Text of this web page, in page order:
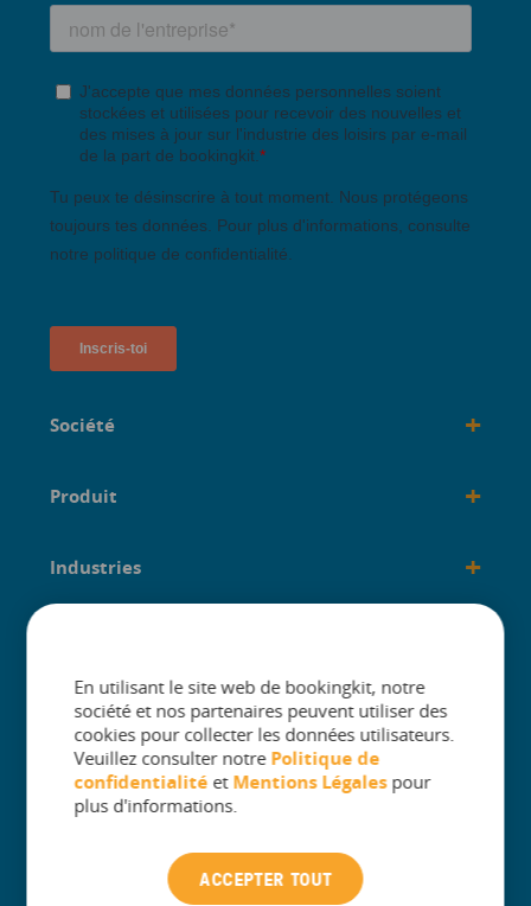
The One Platform for Attractions. Sell
Contacter l’assistance clientèle
Société +
Produit +
Industries +
En utilisant le site web de bookingkit, notre
société et nos partenaires peuvent utiliser des
cookies pour collecter les données utilisateurs.
Veuillez consulter notre Politique de
confidentialité et Mentions Légalespour
plus d'informations.
ACCEPTER TOUT